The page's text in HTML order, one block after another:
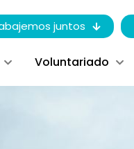
juntos
Voluntariado